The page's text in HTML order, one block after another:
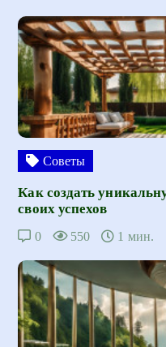
Советы
Как создать
своих успехов
0 550 1 мин.